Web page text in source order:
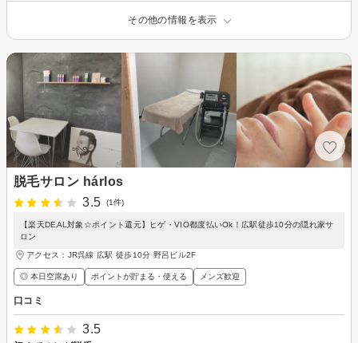
その他の情報を表示
脱毛サロン hárlos
3.5
(1件)
【楽天DEAL対象☆ポイント還元】ヒゲ・VIO都度払いOk！広駅徒歩10分の隠れ家サ
ロン
アクセス：JR呉線 広駅 徒歩10分 野呂ビル2F
◎ 本日空席あり ポイントが貯まる・使える メンズ歓迎
口コミ
3.5